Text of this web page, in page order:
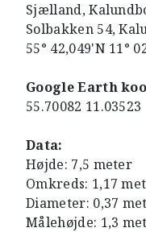
Sjælland,
Solbakken 54,
55° 42,049'N 11°
Google Earth
55.70082 11.03523
Data:
Højde: 7,5 meter
Omkreds: 1,17
Diameter: 0,37
Målehøjde: 1,3